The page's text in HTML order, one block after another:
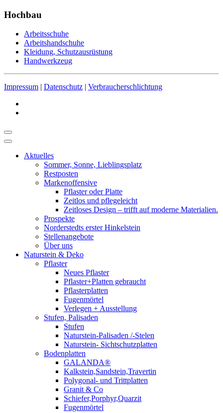
Hochbau
Arbeitsschuhe
Arbeitshandschuhe
Kleidung, Schutzausrüstung
Handwerkzeug
Impressum | Datenschutz | Verbraucherschlichtung
Aktuelles
Sommer, Sonne, Lieblingsplatz
Restposten
Markenoffensive
Pflaster oder Platte
Zeitlos und pflegeleicht
Zeitloses Design – trifft auf moderne Materialien.
Prospekte
Norderstedts erster Hinkelstein
Stellenangebote
Über uns
Naturstein & Deko
Pflaster
Neues Pflaster
Pflaster+Platten gebraucht
Pflasterplatten
Fugenmörtel
Verlegen + Ausstellung
Stufen, Palisaden
Stufen
Naturstein-Palisaden /-Stelen
Naturstein- Sichtschutzplatten
Bodenplatten
GALANDA®
Kalkstein,Sandstein,Travertin
Polygonal- und Trittplatten
Granit & Co
Schiefer,Porphyr,Quarzit
Fugenmörtel